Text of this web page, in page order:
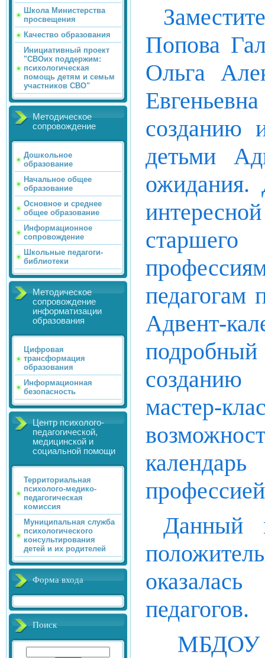
Школа Министерства
просвещения
Качество образования
Инициативный проект
"СВОих поддержим:
психологическая
помощь детям и семьм
участников СВО"
Методическое
сопровождение
Дошкольное
образование
Начальное общее
образование
Основное и среднее
общее образование
Информационное
сопровождение
Школьные педагоги-
библиотеки
Методическое
сопровождение
информатизации
образования
Цифровая
трансформация
образования
Информационная
безопасность
Центр психолого-
педагогической,
медицинской и
социальной помощи
Территориальная
психолого-медико-
педагогическая
комиссия
Муниципальная служба
психологического
консультирования
детей и их родителей
Форма входа
Поиск
Попова
Ольга
созданию
детьми
ожидания.
педагогам
Адвент-
мастер-
Данный
педагогов.
МБДОУ